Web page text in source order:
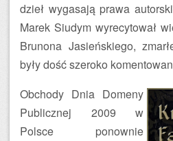
dzieł wygasają prawa
Marek Siudym wyrecytował
Brunona Jasieńskiego,
były dość szeroko
Obchody Dnia Domeny
Publicznej 2009 w
Polsce ponownie